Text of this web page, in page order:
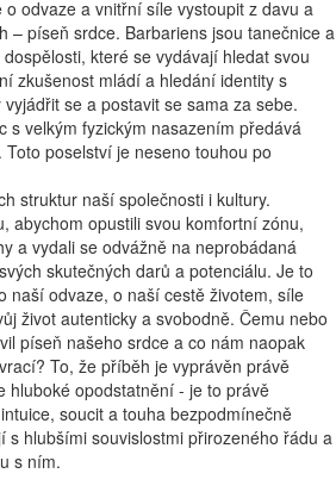
odvaze a vnitřní síle vystoupit z davu a
– píseň srdce. Barbariens jsou tanečnice a
které se vydávají hledat svou
zkušenost mládí a hledání identity s
se a postavit se sama za sebe.
s velkým fyzickým nasazením předává
poselství je neseno touhou po
struktur naší společnosti i kultury.
abychom opustili svou komfortní zónu,
a vydali se odvážně na neprobádaná
skutečných darů a potenciálu. Je to
naší odvaze, o naší cestě životem, síle
život autenticky a svobodně. Čemu nebo
píseň našeho srdce a co nám naopak
To, že příběh je vyprávěn právě
hluboké opodstatnění - je to právě
soucit a touha bezpodmínečně
s hlubšími souvislostmi přirozeného řádu a
s ním.